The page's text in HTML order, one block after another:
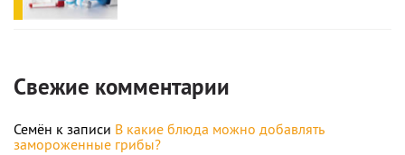
Свежие комментарии
Семён к записи В какие блюда можно добавлять
замороженные грибы?